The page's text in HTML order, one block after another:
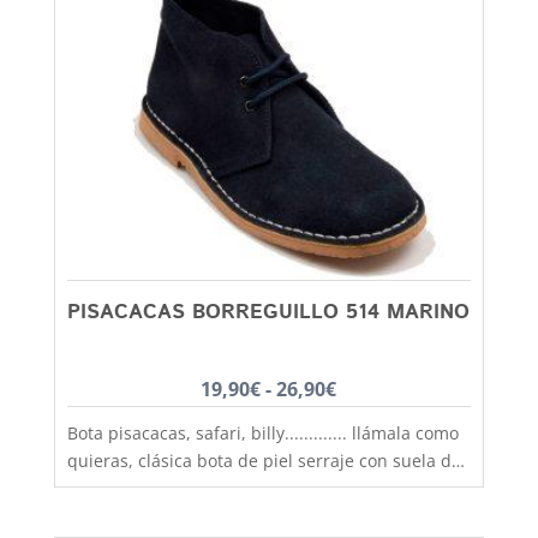
PISACACAS BORREGUILLO 514 MARINO
19,90€ - 26,90€Rango
de
precios:
desde
Bota pisacacas, safari, billy............. llámala como
quieras, clásica bota de piel serraje con suela de
crepé antideslizante y aislante del frío, fabricadas